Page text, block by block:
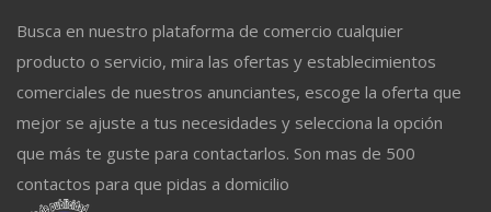
Busca en nuestro plataforma de comercio cualquier
producto o servicio, mira las ofertas y establecimientos
comerciales de nuestros anunciantes, escoge la oferta que
mejor se ajuste a tus necesidades y selecciona la opción
que más te guste para contactarlos. Son mas de 500
contactos para que pidas a domicilio